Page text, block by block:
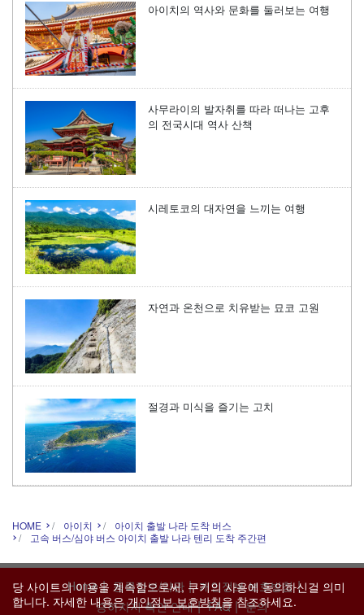
아이치의 역사와 문화를 둘러보는 여행
사무라이의 발자취를 따라 떠나는 고후
의 전국시대 역사 산책
시레토코의 대자연을 느끼는 여행
자연과 온천으로 치유받는 묘코 고원
절경과 미식을 즐기는 고치
HOME 아이치
아이치 출발 나라 도착 버스
고속 버스/심야 버스 아이치 출발 나라 텐리 도착 주간편
당 사이트의 이용을 계속함으로써, 쿠키의 사용에 동의하신걸 의미
합니다. 자세한 내용은개인정보 보호방침을 참조하세요.
Home | 등록정보/약관 | 개인정보 보호방침 |
승하차지 확인 안내 | FAQ | 문의